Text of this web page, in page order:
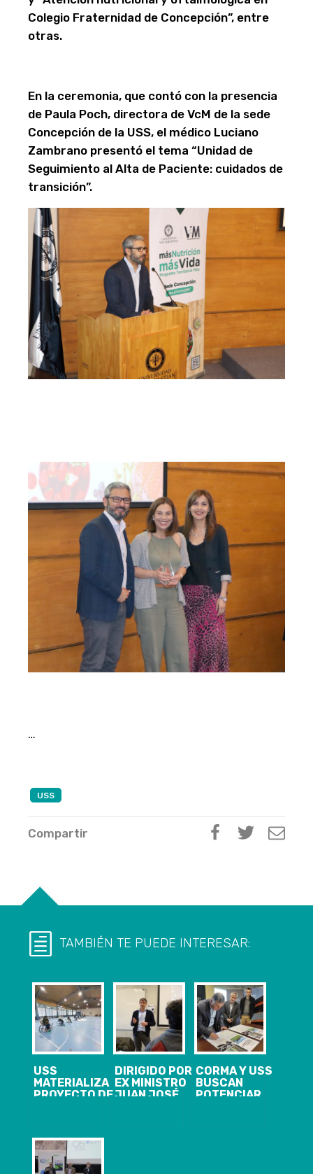
Colegio Fraternidad de Concepción”, entre
otras.
En la ceremonia, que contó con la presencia
de Paula Poch, directora de VcM de la sede
Concepción de la USS, el médico Luciano
Zambrano presentó el tema “Unidad de
Seguimiento al Alta de Paciente: cuidados de
transición”.
…
USS
Compartir
TAMBIÉN TE PUEDE INTERESAR:
USS
MATERIALIZA
PROYECTO DE
PERSONAS EN
SITUACIÓN DE
DISCAPACIDAD
DIRIGIDO POR
EX MINISTRO
JUAN JOSÉ
CORMA Y USS
BUSCAN
POTENCIAR